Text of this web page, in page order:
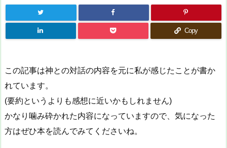
Copy
この記事は神との対話の内容を元に私が感じたことが書か
れています。
(要約というよりも感想に近いかもしれません)
かなり噛み砕かれた内容になっていますので、気になった
方はぜひ本を読んでみてくださいね。